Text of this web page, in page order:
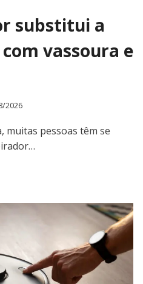
substitui a
vassoura e
2026
muitas pessoas têm se